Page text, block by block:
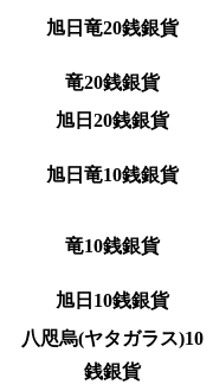
旭日竜20銭銀貨
竜20銭銀貨
旭日20銭銀貨
旭日竜10銭銀貨
竜10銭銀貨
旭日10銭銀貨
八咫烏(ヤタガラス)10
銭銀貨